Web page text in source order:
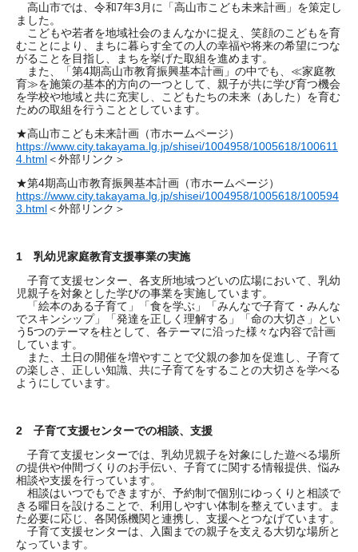
高山市では、令和7年3月に「高山市こども未来計画」を策定し
ました。
こどもや若者を地域社会のまんなかに捉え、笑顔のこどもを育
むことにより、まちに暮らす全ての人の幸福や将来の希望につな
がることを目指し、まちを挙げた取組を進めます。
また、「第4期高山市教育振興基本計画」の中でも、≪家庭教
育≫を施策の基本的方向の一つとして、親子が共に学び育つ機会
を学校や地域と共に充実し、こどもたちの未来（あした）を育む
ための取組を行うこととしています。
★高山市こども未来計画（市ホームページ）
https://www.city.takayama.lg.jp/shisei/1004958/1005618/100611
4.html＜外部リンク＞
★第4期高山市教育振興基本計画（市ホームページ）
https://www.city.takayama.lg.jp/shisei/1004958/1005618/100594
3.html＜外部リンク＞
1 乳幼児家庭教育支援事業の実施
子育て支援センター、各支所地域つどいの広場において、乳幼
児親子を対象とした学びの事業を実施しています。
「絵本のある子育て」「食を学ぶ」「みんなで子育て・みんな
でスキンシップ」「発達を正しく理解する」「命の大切さ」とい
う5つのテーマを柱として、各テーマに沿った様々な内容で計画
しています。
また、土日の開催を増やすことで父親の参加を促進し、子育て
の楽しさ、正しい知識、共に子育てをすることの大切さを学べる
ようにしています。
2 子育て支援センターでの相談、支援
子育て支援センターでは、乳幼児親子を対象にした遊べる場所
の提供や仲間づくりのお手伝い、子育てに関する情報提供、悩み
相談や支援を行っています。
相談はいつでもできますが、予約制で個別にゆっくりと相談で
きる曜日を設けることで、利用しやすい体制を整えています。ま
た必要に応じ、各関係機関と連携し、支援へとつなげています。
子育て支援センターは、入園までの親子を支える大切な場所と
なっています。